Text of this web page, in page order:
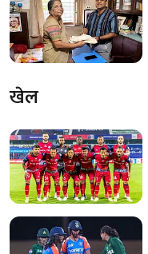
खेल